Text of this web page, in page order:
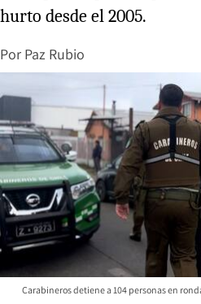
hurto desde el 2005.
Por Paz Rubio
Carabineros detiene a 104 personas en